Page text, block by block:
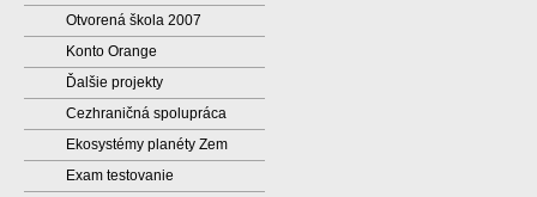
Otvorená škola 2007
Konto Orange
Ďalšie projekty
Cezhraničná spolupráca
Ekosystémy planéty Zem
Exam testovanie